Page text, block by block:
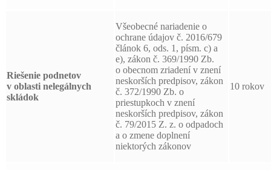
Riešenie podnetov
v oblasti nelegálnych
skládok
Všeobecné nariadenie o
ochrane údajov č. 2016/679
článok 6, ods. 1, písm. c) a
e), zákon č. 369/1990 Zb.
o obecnom zriadení v znení
neskorších predpisov, zákon
č. 372/1990 Zb. o
priestupkoch v znení
neskorších predpisov, zákon
č. 79/2015 Z. z. o odpadoch
a o zmene doplnení
niektorých zákonov
10 rokov